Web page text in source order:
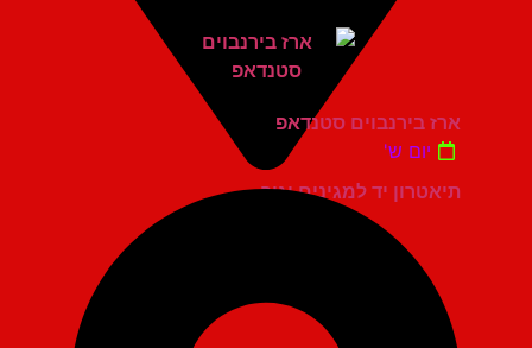
תיאטרון יד למגינים יגור
ארז בירנבוים סטנדאפ
יום ש'